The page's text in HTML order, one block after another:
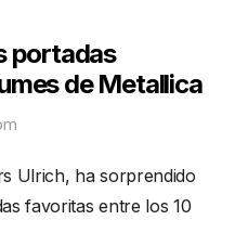
portadas
de Metallica
Ulrich, ha sorprendido
favoritas entre los 10